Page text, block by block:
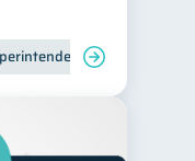
de Bancos